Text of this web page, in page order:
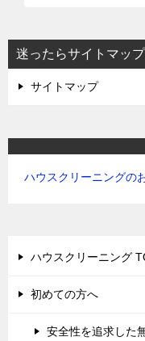
ョ
ン
迷ったらサイトマッ
サイトマップ
ハウスクリーニングの
ハウスクリーニング
初めての方へ
安全性を追求した